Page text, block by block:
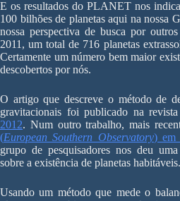
E os resultados do PLANET nos
100 bilhões de planetas aqui na nossa
nossa perspectiva de busca por
2011, um total de 716 planetas
Certamente um número bem maior
descobertos por nós.
O artigo que descreve o método de
gravitacionais foi publicado na revista
2012. Num outro trabalho, mais
(European Southern Observatory) em
grupo de pesquisadores nos deu
sobre a existência de planetas habitáveis.
Usando um método que mede o